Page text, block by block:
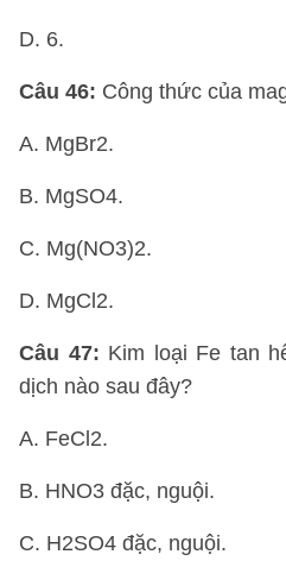
D. 6.
Câu 46: Công thức của
A. MgBr2.
B. MgSO4.
C. Mg(NO3)2.
D. MgCl2.
Câu 47: Kim loại Fe tan
dịch nào sau đây?
A. FeCl2.
B. HNO3 đặc, nguội.
C. H2SO4 đặc, nguội.